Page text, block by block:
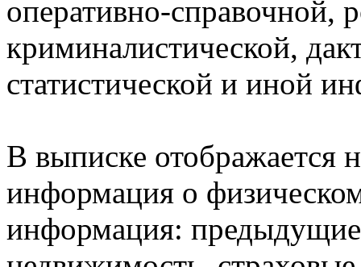
оперативно-справочной,
криминалистической,
статистической и иной
В выписке отображается
информация о
информация: